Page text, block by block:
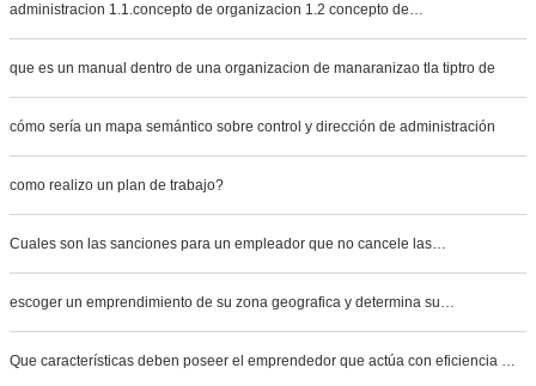
administracion 1.1.concepto de organizacion 1.2 concepto de…
que es un manual dentro de una organizacion de manaranizao tla tiptro de
cómo sería un mapa semántico sobre control y dirección de administración
como realizo un plan de trabajo?
Cuales son las sanciones para un empleador que no cancele las…
escoger un emprendimiento de su zona geografica y determina su…
Que características deben poseer el emprendedor que actúa con eficiencia …